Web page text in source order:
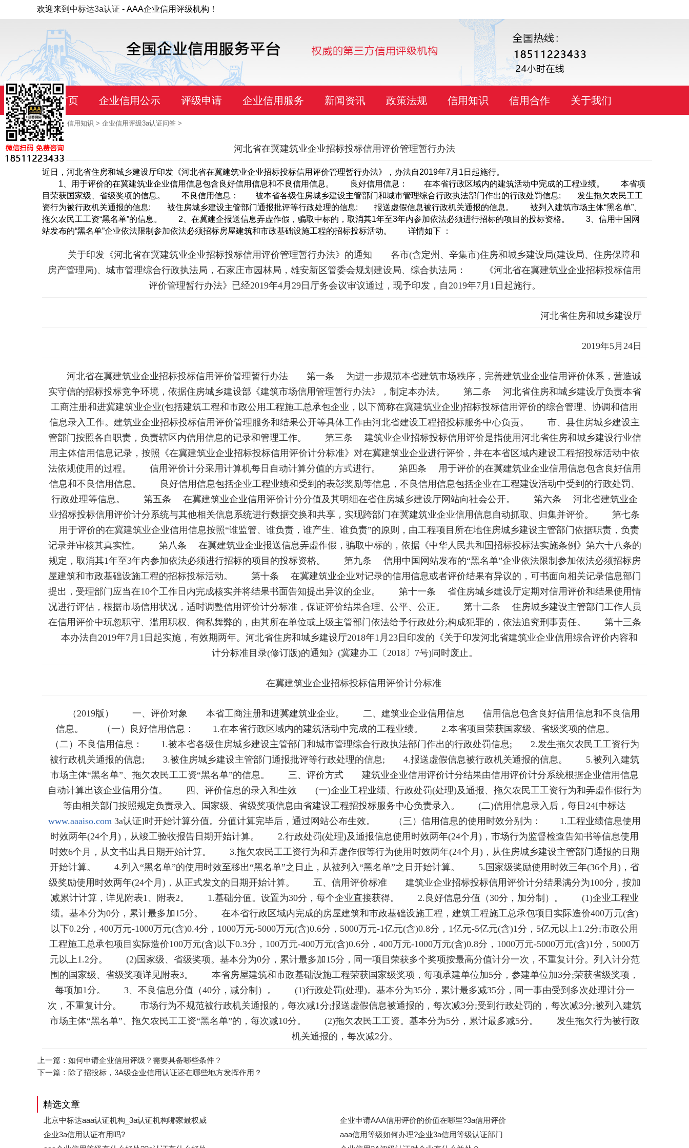
欢迎来到 中标达3a认证 - AAA企业信用评级机构！
首页 企业信用公示 评级申请 企业信用服务 新闻资讯 政策法规 信用知识 信用合作 关于我们
当前位置：首页> 信用知识 > 企业信用评级3a认证问答 >
河北省在冀建筑业企业招标投标信用评价管理暂行办法
近日，河北省住房和城乡建设厅印发《河北省在冀建筑业企业招标投标信用评价管理暂行办法》，办法自2019年7月1日起施行。
1、用于评价的在冀建筑业企业信用信息包含良好信用信息和不良信用信息。 良好信用信息： 在本省行政区域内的建筑活动中完成的工程业绩。 本省项
目荣获国家级、省级奖项的信息。 不良信用信息： 被本省各级住房城乡建设主管部门和城市管理综合行政执法部门作出的行政处罚信息; 发生拖欠农民工工
资行为被行政机关通报的信息; 被住房城乡建设主管部门通报批评等行政处理的信息; 报送虚假信息被行政机关通报的信息。 被列入建筑市场主体“黑名单”、
拖欠农民工工资“黑名单”的信息。 2、在冀建企报送信息弄虚作假，骗取中标的，取消其1年至3年内参加依法必须进行招标的项目的投标资格。 3、信用中国网
站发布的“黑名单”企业依法限制参加依法必须招标房屋建筑和市政基础设施工程的招标投标活动。 详情如下 ：
关于印发《河北省在冀建筑业企业招标投标信用评价管理暂行办法》的通知 各市(含定州、辛集市)住房和城乡建设局(建设局、住房保障和
房产管理局)、城市管理综合行政执法局，石家庄市园林局，雄安新区管委会规划建设局、综合执法局： 《河北省在冀建筑业企业招标投标信用
评价管理暂行办法》已经2019年4月29日厅务会议审议通过，现予印发，自2019年7月1日起施行。
河北省住房和城乡建设厅
2019年5月24日
河北省在冀建筑业企业招标投标信用评价管理暂行办法 第一条 为进一步规范本省建筑市场秩序，完善建筑业企业信用评价体系，营造诚
实守信的招标投标竞争环境，依据住房城乡建设部《建筑市场信用管理暂行办法》，制定本办法。 第二条 河北省住房和城乡建设厅负责本省
工商注册和进冀建筑业企业(包括建筑工程和市政公用工程施工总承包企业，以下简称在冀建筑业企业)招标投标信用评价的综合管理、协调和信用
信息录入工作。建筑业企业招标投标信用评价管理服务和结果公开等具体工作由河北省建设工程招投标服务中心负责。 市、县住房城乡建设主
管部门按照各自职责，负责辖区内信用信息的记录和管理工作。 第三条 建筑业企业招标投标信用评价是指使用河北省住房和城乡建设行业信
用主体信用信息记录，按照《在冀建筑业企业招标投标信用评价计分标准》对在冀建筑业企业进行评价，并在本省区域内建设工程招投标活动中依
法依规使用的过程。 信用评价计分采用计算机每日自动计算分值的方式进行。 第四条 用于评价的在冀建筑业企业信用信息包含良好信用
信息和不良信用信息。 良好信用信息包括企业工程业绩和受到的表彰奖励等信息，不良信用信息包括企业在工程建设活动中受到的行政处罚、
行政处理等信息。 第五条 在冀建筑业企业信用评价计分分值及其明细在省住房城乡建设厅网站向社会公开。 第六条 河北省建筑业企
业招标投标信用评价计分系统与其他相关信息系统进行数据交换和共享，实现跨部门在冀建筑业企业信用信息自动抓取、归集并评价。 第七条
用于评价的在冀建筑业企业信用信息按照“谁监管、谁负责，谁产生、谁负责”的原则，由工程项目所在地住房城乡建设主管部门依据职责，负责
记录并审核其真实性。 第八条 在冀建筑业企业报送信息弄虚作假，骗取中标的，依据《中华人民共和国招标投标法实施条例》第六十八条的
规定，取消其1年至3年内参加依法必须进行招标的项目的投标资格。 第九条 信用中国网站发布的“黑名单”企业依法限制参加依法必须招标房
屋建筑和市政基础设施工程的招标投标活动。 第十条 在冀建筑业企业对记录的信用信息或者评价结果有异议的，可书面向相关记录信息部门
提出，受理部门应当在10个工作日内完成核实并将结果书面告知提出异议的企业。 第十一条 省住房城乡建设厅定期对信用评价和结果使用情
况进行评估，根据市场信用状况，适时调整信用评价计分标准，保证评价结果合理、公平、公正。 第十二条 住房城乡建设主管部门工作人员
在信用评价中玩忽职守、滥用职权、徇私舞弊的，由其所在单位或上级主管部门依法给予行政处分;构成犯罪的，依法追究刑事责任。 第十三条
本办法自2019年7月1日起实施，有效期两年。河北省住房和城乡建设厅2018年1月23日印发的《关于印发河北省建筑业企业信用综合评价内容和
计分标准目录(修订版)的通知》(冀建办工〔2018〕7号)同时废止。
在冀建筑业企业招标投标信用评价计分标准
（2019版） 一、评价对象 本省工商注册和进冀建筑业企业。 二、建筑业企业信用信息 信用信息包含良好信用信息和不良信用
信息。 （一）良好信用信息： 1.在本省行政区域内的建筑活动中完成的工程业绩。 2.本省项目荣获国家级、省级奖项的信息。
（二）不良信用信息： 1.被本省各级住房城乡建设主管部门和城市管理综合行政执法部门作出的行政处罚信息; 2.发生拖欠农民工工资行为
被行政机关通报的信息; 3.被住房城乡建设主管部门通报批评等行政处理的信息; 4.报送虚假信息被行政机关通报的信息。 5.被列入建筑
市场主体“黑名单”、拖欠农民工工资“黑名单”的信息。 三、评价方式 建筑业企业信用评价计分结果由信用评价计分系统根据企业信用信息
自动计算出该企业信用分值。 四、评价信息的录入和生效 (一)企业工程业绩、行政处罚(处理)及通报、拖欠农民工工资行为和弄虚作假行为
等由相关部门按照规定负责录入。国家级、省级奖项信息由省建设工程招投标服务中心负责录入。 (二)信用信息录入后，每日24[中标达
www.aaaiso.com 3a认证]时开始计算分值。分值计算完毕后，通过网站公布生效。 （三）信用信息的使用时效分别为： 1.工程业绩信息使用
时效两年(24个月)，从竣工验收报告日期开始计算。 2.行政处罚(处理)及通报信息使用时效两年(24个月)，市场行为监督检查告知书等信息使用
时效6个月，从文书出具日期开始计算。 3.拖欠农民工工资行为和弄虚作假等行为使用时效两年(24个月)，从住房城乡建设主管部门通报的日期
开始计算。 4.列入“黑名单”的使用时效至移出“黑名单”之日止，从被列入“黑名单”之日开始计算。 5.国家级奖励使用时效三年(36个月)，省
级奖励使用时效两年(24个月)，从正式发文的日期开始计算。 五、信用评价标准 建筑业企业招标投标信用评价计分结果满分为100分，按加
减累计计算，详见附表1、附表2。 1.基础分值。设置为30分，每个企业直接获得。 2.良好信息分值（30分，加分制）。 (1)企业工程业
绩。基本分为0分，累计最多加15分。 在本省行政区域内完成的房屋建筑和市政基础设施工程，建筑工程施工总承包项目实际造价400万元(含)
以下0.2分，400万元-1000万元(含)0.4分，1000万元-5000万元(含)0.6分，5000万元-1亿元(含)0.8分，1亿元-5亿元(含)1分，5亿元以上1.2分;市政公用
工程施工总承包项目实际造价100万元(含)以下0.3分，100万元-400万元(含)0.6分，400万元-1000万元(含)0.8分，1000万元-5000万元(含)1分，5000万
元以上1.2分。 (2)国家级、省级奖项。基本分为0分，累计最多加15分，同一项目荣获多个奖项按最高分值计分一次，不重复计分。列入计分范
围的国家级、省级奖项详见附表3。 本省房屋建筑和市政基础设施工程荣获国家级奖项，每项承建单位加5分，参建单位加3分;荣获省级奖项，
每项加1分。 3、不良信息分值（40分，减分制）。 (1)行政处罚(处理)。基本分为35分，累计最多减35分，同一事由受到多次处理计分一
次，不重复计分。 市场行为不规范被行政机关通报的，每次减1分;报送虚假信息被通报的，每次减3分;受到行政处罚的，每次减3分;被列入建筑
市场主体“黑名单”、拖欠农民工工资“黑名单”的，每次减10分。 (2)拖欠农民工工资。基本分为5分，累计最多减5分。 发生拖欠行为被行政
机关通报的，每次减2分。
上一篇： 如何申请企业信用评级？需要具备哪些条件？
下一篇： 除了招投标，3A级企业信用认证还在哪些地方发挥作用？
精选文章
北京中标达aaa认证机构_3a认证机构哪家最权威
企业申请AAA信用评价的价值在哪里?3a信用评价
企业3a信用认证有用吗?
aaa信用等级如何办理?企业3a信用等级认证部门